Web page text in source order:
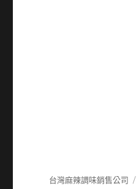
台灣麻辣調味銷售公司